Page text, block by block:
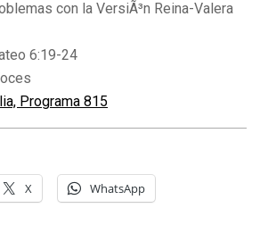
con la VersiÃ³n Reina-Valera
6:19-24
Programa 815
X WhatsApp